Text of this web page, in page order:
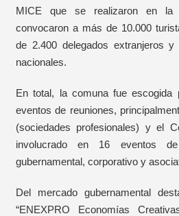
MICE que se realizaron en la
convocaron a más de 10.000
de 2.400 delegados extranjeros
nacionales.
En total, la comuna fue escogida
eventos de reuniones,
(sociedades profesionales) y el
involucrado en 16 eventos
gubernamental, corporativo y
Del mercado gubernamental
“ENEXPRO Economías